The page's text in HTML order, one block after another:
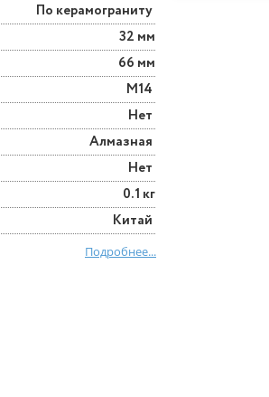
По керамограниту
32 мм
66 мм
М14
Нет
Алмазная
Нет
0.1 кг
Китай
Подробнее...